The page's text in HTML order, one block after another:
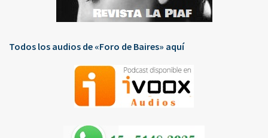
Todos los audios de «Foro de Baires» aquí